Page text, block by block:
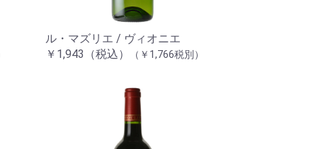
ル・マズリエ / ヴィオニエ
￥1,943（税込）
（￥1,766税別）